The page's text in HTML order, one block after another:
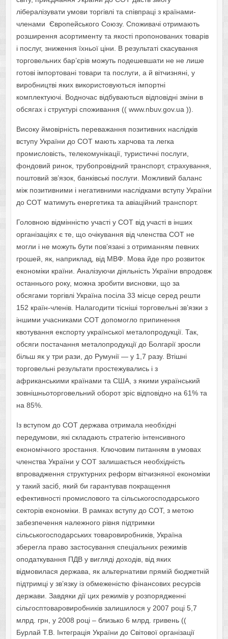
лібералізувати умови торгівлі та співпраці з країнами-
членами Європейського Союзу. Споживачі отримають
розширення асортименту та якості пропонованих товарів
і послуг, зниження їхньої ціни. В результаті скасування
торговельних бар’єрів можуть подешевшати не не лише
готові імпортовані товари та послуги, а й вітчизняні, у
виробництві яких використовуються імпортні
комплектуючі. Водночас відбуваються відповідні зміни в
обсягах і структурі споживання (( www.nbuv.gov.ua )).
Високу ймовірність переважання позитивних наслідків
вступу України до СОТ мають харчова та легка
промисловість, телекомунікації, туристичні послуги,
фондовий ринок, трубопровідний транспорт, страхування,
поштовий зв’язок, банківські послуги. Можливий баланс
між позитивними і негативними наслідками вступу України
до СОТ матимуть енергетика та авіаційний транспорт.
Головною відмінністю участі у СОТ від участі в інших
організаціях є те, що очікування від членства СОТ не
могли і не можуть бути пов’язані з отриманням певних
грошей, як, наприклад, від МВФ. Мова йде про розвиток
економіки країни. Аналізуючи діяльність України впродовж
останнього року, можна зробити висновки, що за
обсягами торгівлі Україна посіла 33 місце серед решти
152 країн-членів. Налагодити тісніші торговельні зв’язки з
іншими учасниками СОТ допомогло припинення
квотування експорту української металопродукції. Так,
обсяги постачання металопродукції до Болгарії зросли
більш як у три рази, до Румунії — у 1,7 разу. Втішні
торговельні результати простежувались і з
африканськими країнами та США, з якими український
зовнішньоторговельний оборот зріс відповідно на 61% та
на 85%.
Із вступом до СОТ держава отримала необхідні
передумови, які складають стратегію інтенсивного
економічного зростання. Ключовим питанням в умовах
членства України у СОТ залишається необхідність
впровадження структурних реформ вітчизняної економіки
у такий засіб, який би гарантував покращення
ефективності промислового та сільськогосподарського
секторів економіки. В рамках вступу до СОТ, з метою
забезпечення належного рівня підтримки
сільськогосподарських товаровиробників, Україна
зберегла право застосування спеціальних режимів
оподаткування ПДВ у вигляді доходів, від яких
відмовилася держава, як альтернативи прямій бюджетній
підтримці у зв’язку із обмеженістю фінансових ресурсів
держави. Завдяки дії цих режимів у розпорядженні
сільгосптоваровиробників залишилося у 2007 році 5,7
млрд. грн, у 2008 році – близько 6 млрд. гривень ((
Бурлай Т.В. Інтеграція України до Світової організації